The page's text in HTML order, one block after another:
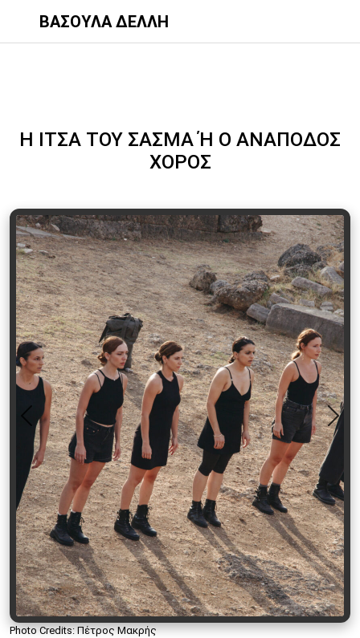
ΒΑΣΟΥΛΑ ΔΕΛΛΗ
Η ΙΤΣΑ ΤΟΥ ΣΑΣΜΑ Ή Ο ΑΝΑΠΟΔΟΣ
ΧΟΡΟΣ
Previous Next
Photo Credits: Πέτρος Μακρής